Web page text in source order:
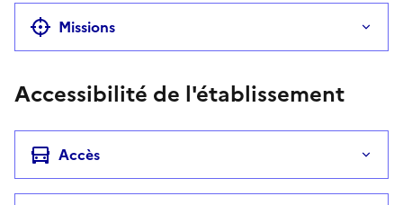
Missions
Accessibilité de l'établissement
Accès